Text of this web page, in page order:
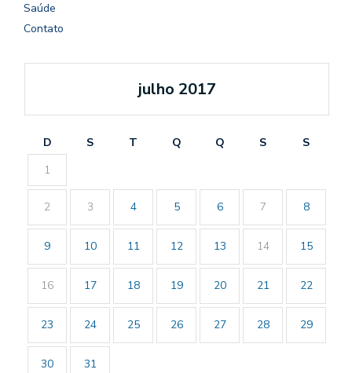
Saúde
Contato
julho 2017
D S T Q Q S
S
1
2 3 4 5 6 7 8
9 10 11 12 13 14 15
16 17 18 19 20 21 22
23 24 25 26 27 28 29
30 31